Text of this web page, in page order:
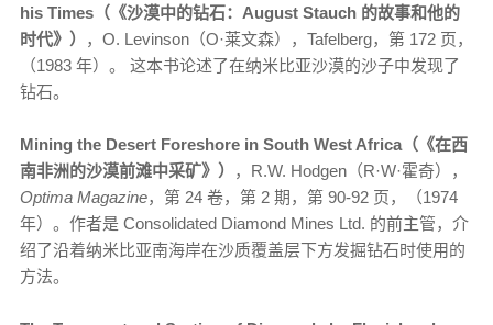
his Times（《沙漠中的钻石：August Stauch 的故事和他的
时代》）
，O. Levinson（O·莱文森），Tafelberg，第 172 页，
（1983 年）。 这本书论述了在纳米比亚沙漠的沙子中发现了
钻石。
Mining the Desert Foreshore in South West Africa（《在西
南非洲的沙漠前滩中采矿》）
，R.W. Hodgen（R·W·霍奇），
Optima Magazine，第 24 卷，第 2 期，第 90-92 页，（1974
年）。作者是 Consolidated Diamond Mines Ltd. 的前主管，介
绍了沿着纳米比亚南海岸在沙质覆盖层下方发掘钻石时使用的
方法。